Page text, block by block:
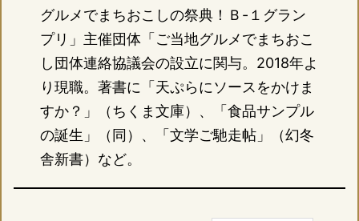
グルメでまちおこしの祭典！Ｂ-１グラン
プリ」主催団体「ご当地グルメでまちおこ
し団体連絡協議会の設立に関与。2018年よ
り現職。著書に「天ぷらにソースをかけま
すか？」（ちくま文庫）、「食品サンプル
の誕生」（同）、「文学ご馳走帖」（幻冬
舎新書）など。